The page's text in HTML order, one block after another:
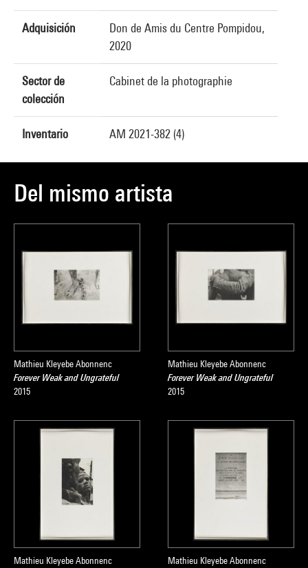
Adquisición
Don de Amis du Centre Pompidou,
2020
Sector de
colección
Cabinet de la photographie
Inventario AM 2021-382 (4)
Del mismo artista
Mathieu Kleyebe Abonnenc
Forever Weak and Ungrateful
2015
Mathieu Kleyebe Abonnenc
Forever Weak and Ungrateful
2015
Mathieu Kleyebe Abonnenc
Mathieu Kleyebe Abonnenc